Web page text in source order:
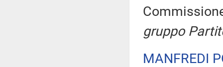
gruppo
MANFREDI